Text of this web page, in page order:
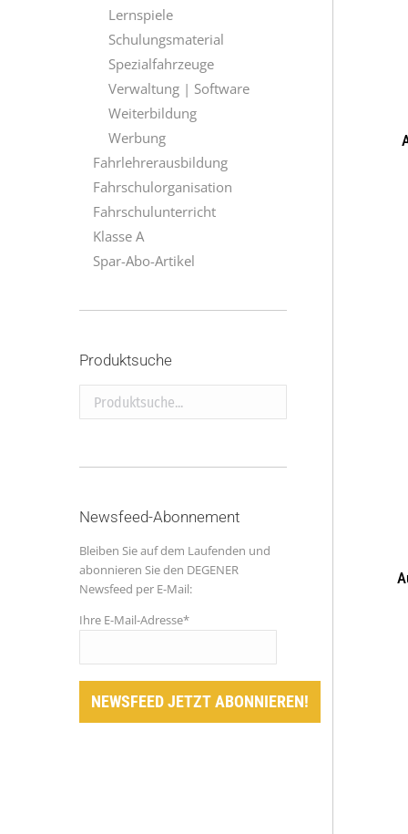
Lernspiele
Schulungsmaterial
Spezialfahrzeuge
Verwaltung | Software
Weiterbildung
Werbung
Fahrlehrerausbildung
Fahrschulorganisation
Fahrschulunterricht
Klasse A
Spar-Abo-Artikel
Produktsuche
Produktsuche...
Newsfeed-Abonnement
Bleiben Sie auf dem Laufenden und
abonnieren Sie den DEGENER
Newsfeed per E-Mail:
Ihre E-Mail-Adresse*